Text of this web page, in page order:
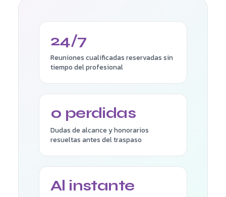
24/7
Reuniones cualificadas reservadas sin
tiempo del profesional
0 perdidas
Dudas de alcance y honorarios
resueltas antes del traspaso
Al instante